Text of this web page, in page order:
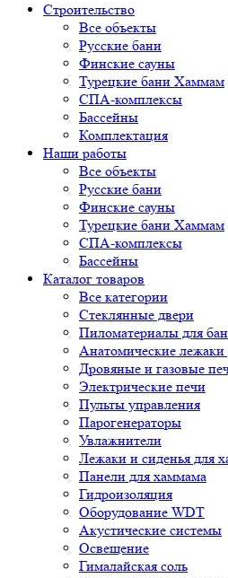
Строительство
Все объекты
Русские бани
Финские сауны
Турецкие бани Хаммам
СПА-комплексы
Бассейны
Комплектация
Наши работы
Все объекты
Русские бани
Финские сауны
Турецкие бани Хаммам
СПА-комплексы
Бассейны
Каталог товаров
Все категории
Стеклянные двери
Пиломатериалы для
Анатомические
Дровяные и газовые
Электрические печи
Пульты управления
Парогенераторы
Увлажнители
Лежаки и сиденья для
Панели для хаммама
Гидроизоляция
Оборудование WDT
Акустические системы
Освещение
Гималайская соль